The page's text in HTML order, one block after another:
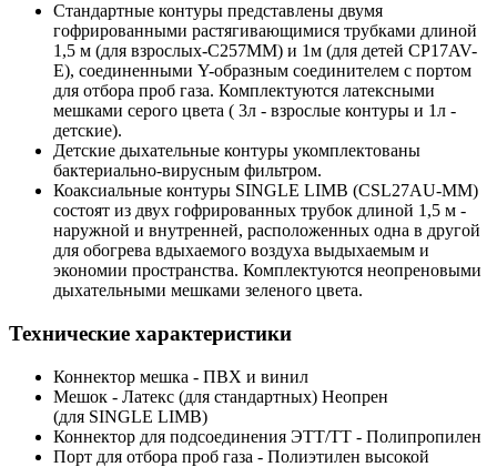
Стандартные контуры представлены двумя
гофрированными растягивающимися трубками длиной
1,5 м (для взрослых-С257ММ) и 1м (для детей CP17AV-
E), соединенными Y-образным соединителем с портом
для отбора проб газа. Комплектуются латексными
мешками серого цвета ( 3л - взрослые контуры и 1л -
детские).
Детские дыхательные контуры укомплектованы
бактериально-вирусным фильтром.
Коаксиальные контуры SINGLE LIMB (CSL27AU-MM)
состоят из двух гофрированных трубок длиной 1,5 м -
наружной и внутренней, расположенных одна в другой
для обогрева вдыхаемого воздуха выдыхаемым и
экономии пространства. Комплектуются неопреновыми
дыхательными мешками зеленого цвета.
Технические характеристики
Коннектор мешка - ПВХ и винил
Мешок - Латекс (для стандартных) Неопрен
(для SINGLE LIMB)
Коннектор для подсоединения ЭТТ/ТТ - Полипропилен
Порт для отбора проб газа - Полиэтилен высокой